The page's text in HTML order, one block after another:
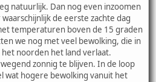
natuurlijk. Dan nog even inzoomen
de eerste zachte dag
temperaturen boven de 15 graden
we nog met veel bewolking, die in
noorden het land verlaat.
zonnig te blijven. In de loop
wat hogere bewolking vanuit het